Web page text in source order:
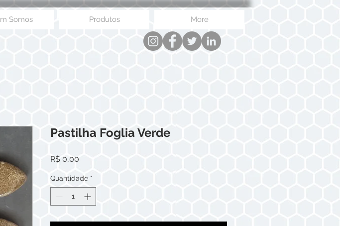
Somos Produtos More
Pastilha Foglia Verde
R$ 0,00
Quantidade *